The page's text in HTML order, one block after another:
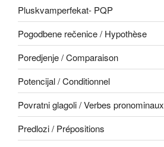
Pluskvamperfekat- PQP
Pogodbene rečenice / Hypothèse
Poredjenje / Comparaison
Potencijal / Conditionnel
Povratni glagoli / Verbes pronominaux
Predlozi / Prépositions